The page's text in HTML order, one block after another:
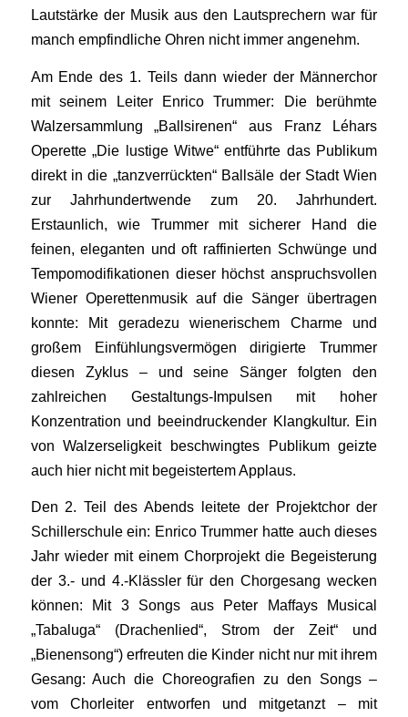
Lautstärke der Musik aus den Lautsprechern war für
manch empfindliche Ohren nicht immer angenehm.
Am Ende des 1. Teils dann wieder der Männerchor
mit seinem Leiter Enrico Trummer: Die berühmte
Walzersammlung „Ballsirenen“ aus Franz Léhars
Operette „Die lustige Witwe“ entführte das Publikum
direkt in die „tanzverrückten“ Ballsäle der Stadt Wien
zur Jahrhundertwende zum 20. Jahrhundert.
Erstaunlich, wie Trummer mit sicherer Hand die
feinen, eleganten und oft raffinierten Schwünge und
Tempomodifikationen dieser höchst anspruchsvollen
Wiener Operettenmusik auf die Sänger übertragen
konnte: Mit geradezu wienerischem Charme und
großem Einfühlungsvermögen dirigierte Trummer
diesen Zyklus – und seine Sänger folgten den
zahlreichen Gestaltungs-Impulsen mit hoher
Konzentration und beeindruckender Klangkultur. Ein
von Walzerseligkeit beschwingtes Publikum geizte
auch hier nicht mit begeistertem Applaus.
Den 2. Teil des Abends leitete der Projektchor der
Schillerschule ein: Enrico Trummer hatte auch dieses
Jahr wieder mit einem Chorprojekt die Begeisterung
der 3.- und 4.-Klässler für den Chorgesang wecken
können: Mit 3 Songs aus Peter Maffays Musical
„Tabaluga“ (Drachenlied“, Strom der Zeit“ und
„Bienensong“) erfreuten die Kinder nicht nur mit ihrem
Gesang: Auch die Choreografien zu den Songs –
vom Chorleiter entworfen und mitgetanzt – mit